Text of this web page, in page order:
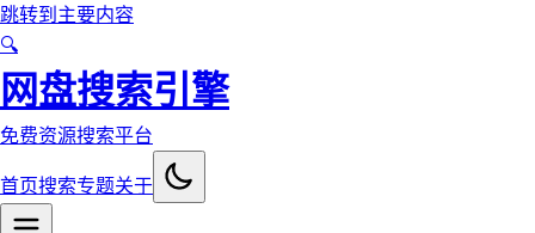
跳转到主要内容
🔍
网盘搜索引擎
免费资源搜索平台
首页搜索专题关于